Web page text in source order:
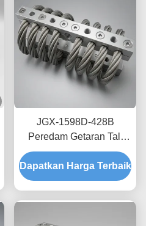
JGX-1598D-428B
Peredam Getaran Tali
Kawat Tanpa Creep,
Gesekan Bebas Oli,
Peredam untuk
Dapatkan Harga Terbaik